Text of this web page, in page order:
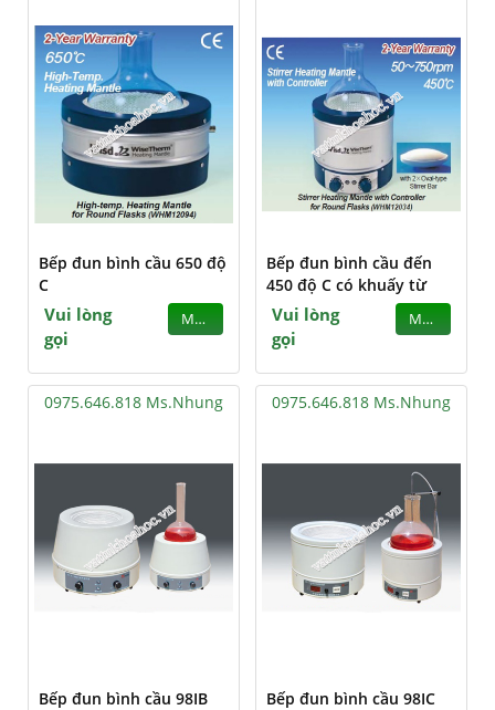
Bếp đun bình cầu 650 độ
C
Vui lòng
gọi
MUA
Bếp đun bình cầu đến
450 độ C có khuấy từ
Vui lòng
gọi
MUA
0975.646.818 Ms.Nhung
Bếp đun bình cầu 98IB
0975.646.818 Ms.Nhung
Bếp đun bình cầu 98IC